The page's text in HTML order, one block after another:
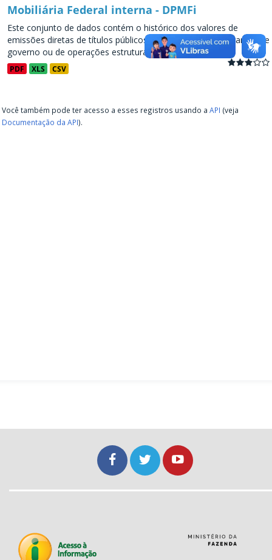
Mobiliária Federal interna - DPMFi
Este conjunto de dados contém o histórico dos valores de
emissões diretas de títulos públicos, decorrentes de programas de
governo ou de operações estruturadas, a partir de...
PDF XLS CSV
Você também pode ter acesso a esses registros usando a API (veja
Documentação da API).